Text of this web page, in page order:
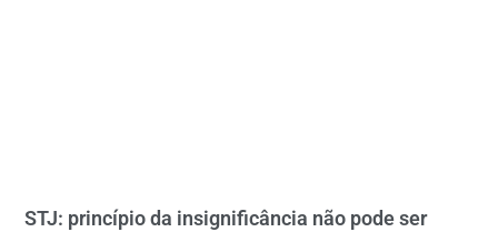
STJ: princípio da insignificância não pode ser